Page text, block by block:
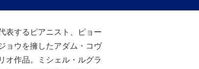
表するピアニスト、ピョー
ョウを擁したアダム・コヴ
オ作品。ミシェル・ルグラ